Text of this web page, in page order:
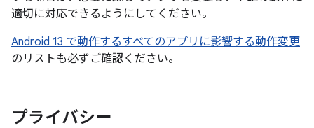
適切に対応できるようにしてください。
Android 13 で動作するすべてのアプリに影響する動作変更
のリストも必ずご確認ください。
プライバシー